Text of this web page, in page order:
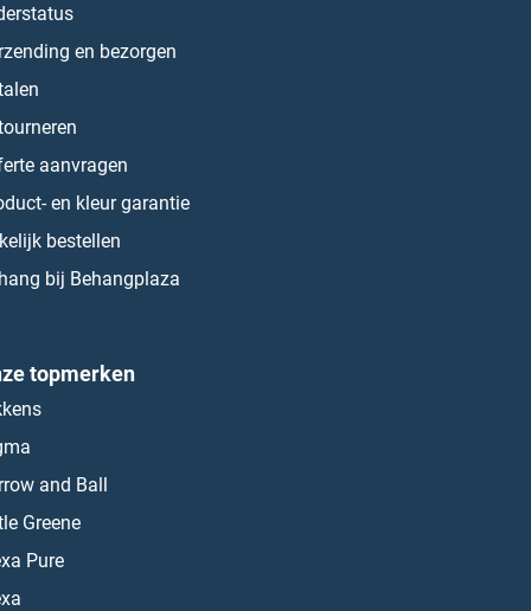
en bezorgen
aanvragen
en kleur garantie
bestellen
bij Behangplaza
topmerken
and Ball
Greene
Pure